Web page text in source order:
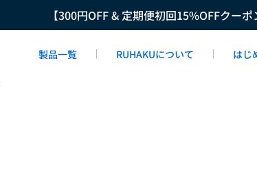
【300円OFF & 定期便初回15%OFFクー
製品一覧 RUHAKUについて はじ